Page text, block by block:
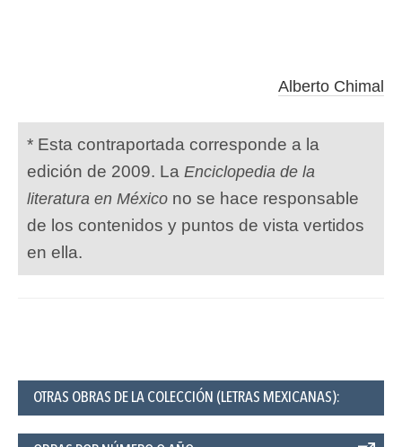
Alberto Chimal
* Esta contraportada corresponde a la
edición de 2009. La Enciclopedia de la
literatura en México no se hace responsable
de los contenidos y puntos de vista vertidos
en ella.
OTRAS OBRAS DE LA COLECCIÓN (LETRAS MEXICANAS):